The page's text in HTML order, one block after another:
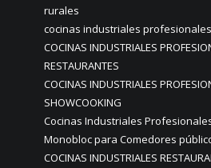
rurales
cocinas industriales
COCINAS INDUSTRIALES
RESTAURANTES
COCINAS INDUSTRIALES
SHOWCOOKING
Cocinas Industriales
Monobloc para Comedores
COCINAS INDUSTRIALES